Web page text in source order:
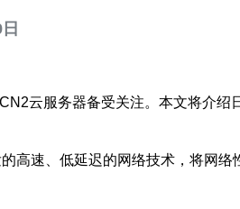
云服务器备受关注。本文将介
速、低延迟的网络技术，将网络